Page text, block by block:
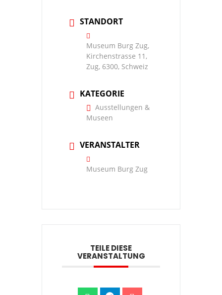
STANDORT
Museum Burg Zug,
Kirchenstrasse 11,
Zug, 6300, Schweiz
KATEGORIE
Ausstellungen &
Museen
VERANSTALTER
Museum Burg Zug
TEILE DIESE
VERANSTALTUNG